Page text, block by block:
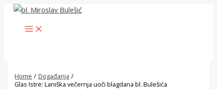
Skip
content
MAIN
MENU
Home
Događanja
Glas Istre: Laniška večernja uoči blagdana bl. Bulešića